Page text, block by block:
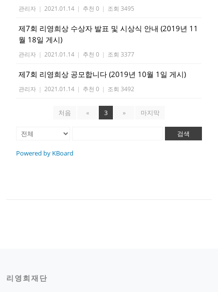
관리자 | 2021.01.14 | 추천 0 | 조회 3495
제7회 리영희상 수상자 발표 및 시상식 안내 (2019년 11
월 18일 게시)
관리자 | 2021.01.14 | 추천 0 | 조회 3377
제7회 리영희상 공모합니다 (2019년 10월 1일 게시)
관리자 | 2021.01.14 | 추천 0 | 조회 3492
처음 « 3 » 마지막
검색
Powered by KBoard
리영희재단